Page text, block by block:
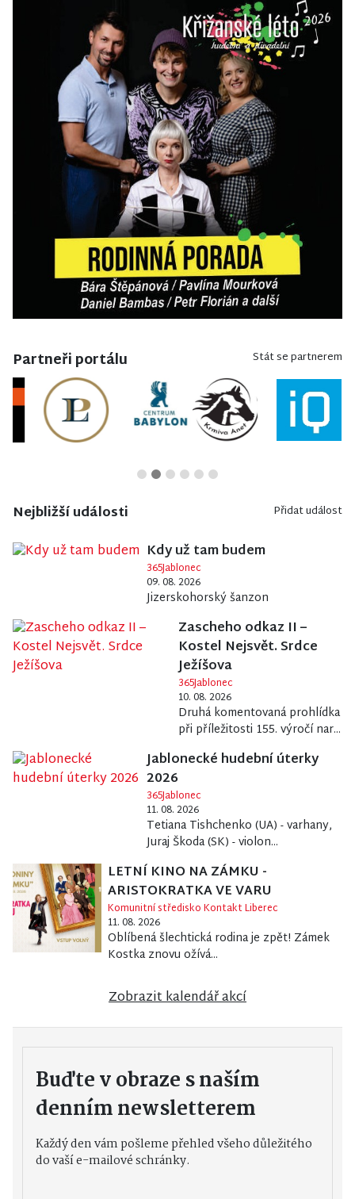
Partneři portálu Stát se partnerem
Nejbližší události Přidat událost
Kdy už tam budem
365Jablonec
09. 08. 2026
Jizerskohorský šanzon
Zascheho odkaz II –
Kostel Nejsvět. Srdce
Ježíšova
365Jablonec
10. 08. 2026
Druhá komentovaná prohlídka
při příležitosti 155. výročí nar...
Jablonecké hudební úterky
2026
365Jablonec
11. 08. 2026
Tetiana Tishchenko (UA) - varhany,
Juraj Škoda (SK) - violon...
LETNÍ KINO NA ZÁMKU -
ARISTOKRATKA VE VARU
Komunitní středisko Kontakt Liberec
11. 08. 2026
Oblíbená šlechtická rodina je zpět! Zámek
Kostka znovu ožívá...
Zobrazit kalendář akcí
Buďte v obraze s naším
denním newsletterem
Každý den vám pošleme přehled všeho důležitého
do vaší e-mailové schránky.